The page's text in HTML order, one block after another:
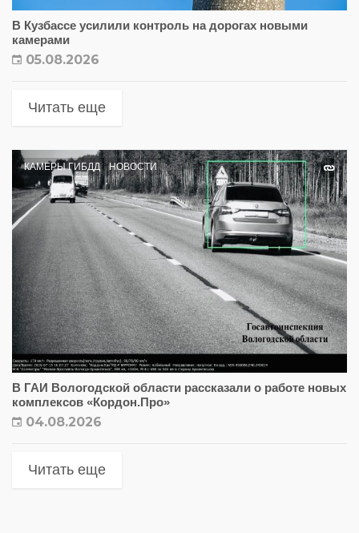
В Кузбассе усилили контроль на дорогах новыми
камерами
05.08.2026
Читать еще
КАМЕРЫ ГИБДД НОВОСТИ
В ГАИ Вологодской области рассказали о работе новых
комплексов «Кордон.Про»
04.08.2026
Читать еще